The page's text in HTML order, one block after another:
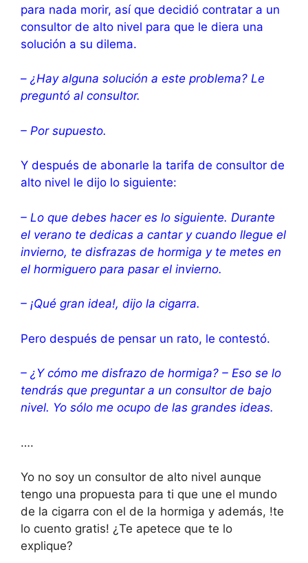
para nada morir, así que decidió contratar a un
consultor de alto nivel para que le diera una
solución a su dilema.
– ¿Hay alguna solución a este problema? Le
preguntó al consultor.
– Por supuesto.
Y después de abonarle la tarifa de consultor de
alto nivel le dijo lo siguiente:
– Lo que debes hacer es lo siguiente. Durante
el verano te dedicas a cantar y cuando llegue el
invierno, te disfrazas de hormiga y te metes en
el hormiguero para pasar el invierno.
– ¡Qué gran idea!, dijo la cigarra.
Pero después de pensar un rato, le contestó.
– ¿Y cómo me disfrazo de hormiga? – Eso se lo
tendrás que preguntar a un consultor de bajo
nivel. Yo sólo me ocupo de las grandes ideas.
….
Yo no soy un consultor de alto nivel aunque
tengo una propuesta para ti que une el mundo
de la cigarra con el de la hormiga y además, !te
lo cuento gratis! ¿Te apetece que te lo
explique?